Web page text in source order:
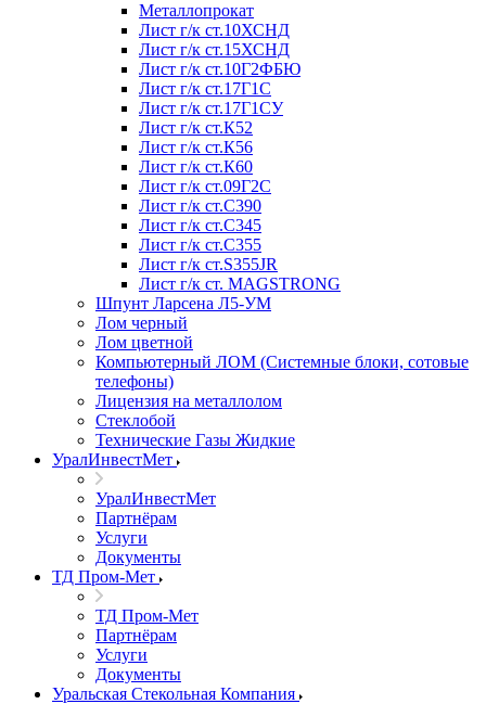
Металлопрокат
Лист г/к ст.10ХСНД
Лист г/к ст.15ХСНД
Лист г/к ст.10Г2ФБЮ
Лист г/к ст.17Г1С
Лист г/к ст.17Г1СУ
Лист г/к ст.К52
Лист г/к ст.К56
Лист г/к ст.К60
Лист г/к ст.09Г2С
Лист г/к ст.C390
Лист г/к ст.C345
Лист г/к ст.C355
Лист г/к ст.S355JR
Лист г/к ст. MAGSTRONG
Шпунт Ларсена Л5-УМ
Лом черный
Лом цветной
Компьютерный ЛОМ (Системные блоки, сотовые
телефоны)
Лицензия на металлолом
Стеклобой
Технические Газы Жидкие
УралИнвестМет
УралИнвестМет
Партнёрам
Услуги
Документы
ТД Пром-Мет
ТД Пром-Мет
Партнёрам
Услуги
Документы
Уральская Стекольная Компания